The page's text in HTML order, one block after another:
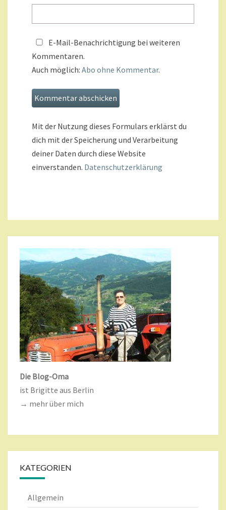
E-Mail-Benachrichtigung bei weiteren
Kommentaren.
Auch möglich: Abo ohne Kommentar.
Mit der Nutzung dieses Formulars erklärst du
dich mit der Speicherung und Verarbeitung
deiner Daten durch diese Website
einverstanden. Datenschutzerklärung
Die Blog-Oma
ist Brigitte aus Berlin
→ mehr über mich
KATEGORIEN
Allgemein